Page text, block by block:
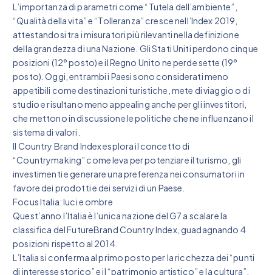
L’importanza di parametri come “Tutela dell’ambiente”,
“Qualità della vita” e “Tolleranza” cresce nell’Index 2019,
attestandosi tra i misuratori più rilevanti nella definizione
della grandezza di una Nazione. Gli Stati Uniti perdono cinque
posizioni (12° posto) e il Regno Unito ne perde sette (19°
posto). Oggi, entrambi i Paesi sono considerati meno
appetibili come destinazioni turistiche, mete di viaggio o di
studio e risultano meno appealing anche per gli investitori,
che mettono in discussione le politiche che ne influenzano il
sistema di valori.
Il Country Brand Index esplora il concetto di
“Countrymaking” come leva per potenziare il turismo, gli
investimenti e generare una preferenza nei consumatori in
favore dei prodotti e dei servizi di un Paese.
Focus Italia: luci e ombre
Quest’anno l’Italia è l’unica nazione del G7 a scalare la
classifica del FutureBrand Country Index, guadagnando 4
posizioni rispetto al 2014.
L’Italia si conferma al primo posto per la ricchezza dei “punti
di interesse storico” e il “patrimonio artistico” e la cultura”.